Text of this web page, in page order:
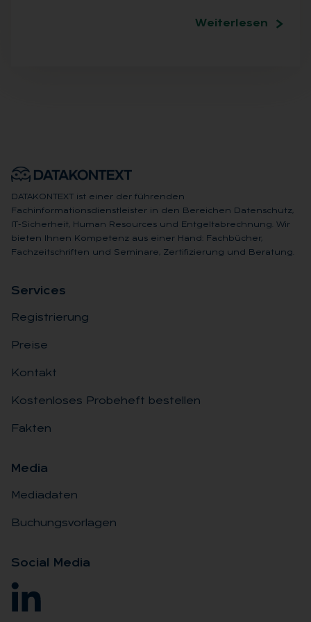
Weiterlesen
DATAKONTEXT ist einer der führenden
Fachinformationsdienstleister in den Bereichen Datenschutz,
IT-Sicherheit, Human Resources und Entgeltabrechnung. Wir
bieten Ihnen Kompetenz aus einer Hand: Fachbücher,
Fachzeitschriften und Seminare, Zertifizierung und Beratung.
Ser­vices
Registrierung
Preise
Kontakt
Kostenloses Probeheft bestellen
Fakten
Me­dia
Mediadaten
Buchungsvorlagen
So­ci­al Me­dia